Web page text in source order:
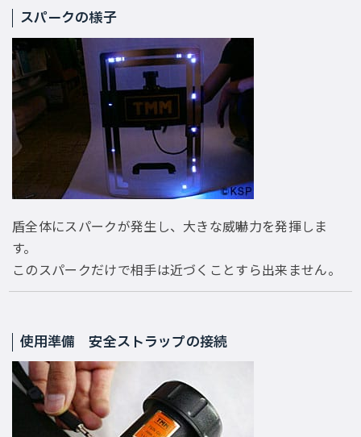
スパークの様子
盾全体にスパークが発生し、大きな威嚇力を発揮しま
す。
このスパークだけで相手は近づくことすら出来ません。
使用準備 安全ストラップの接続